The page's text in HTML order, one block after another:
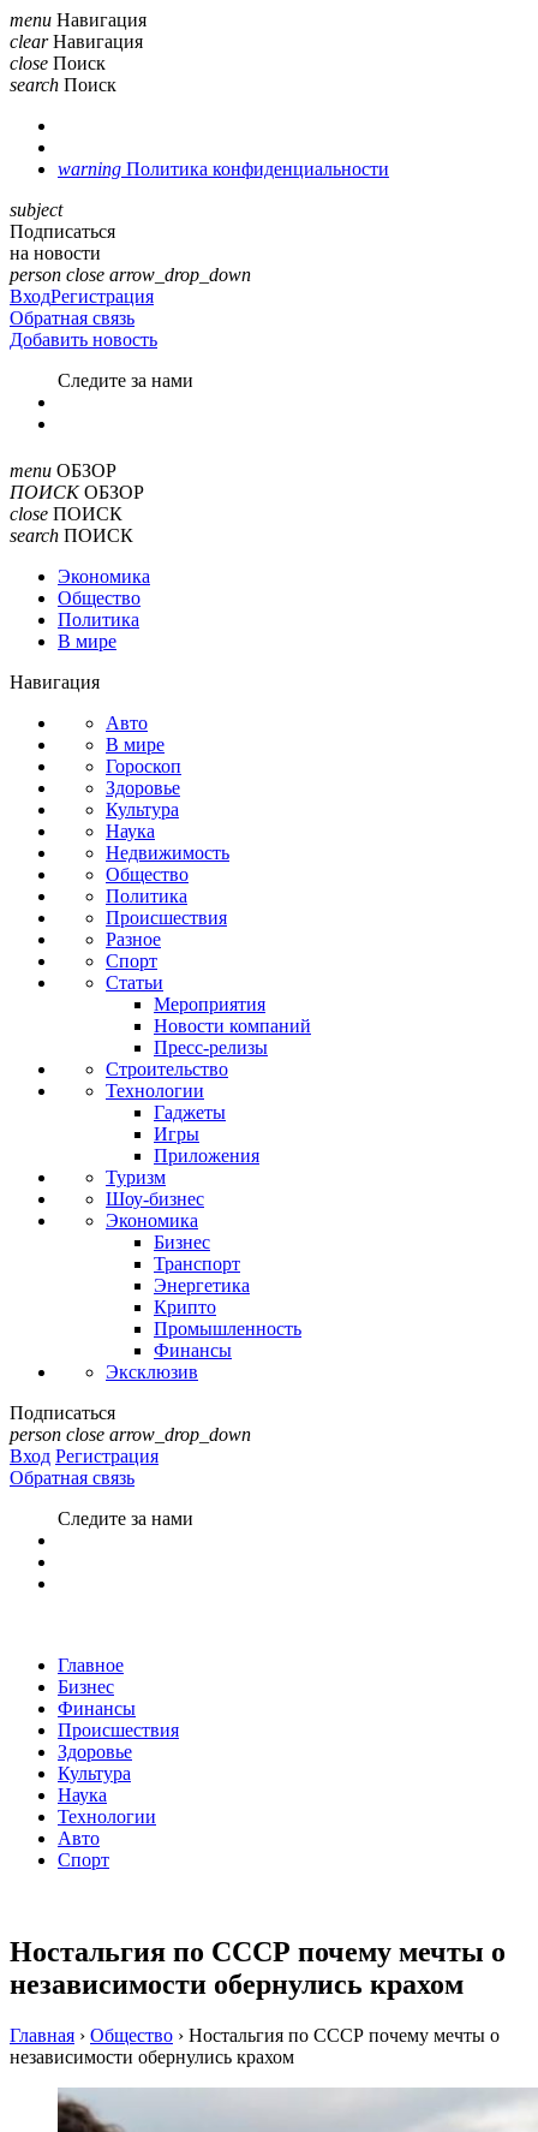
menu Навигация
clear Навигация
close Поиск
search Поиск
warning Политика конфиденциальности
subject
Подписаться
на новости
person close arrow_drop_down
ВходРегистрация
Обратная связь
Добавить новость
Cледите за нами
menu ОБЗОР
ПОИСК ОБЗОР
close ПОИСК
search ПОИСК
Экономика
Общество
Политика
В мире
Навигация
Авто
В мире
Гороскоп
Здоровье
Культура
Наука
Недвижимость
Общество
Политика
Происшествия
Разное
Спорт
Статьи
Мероприятия
Новости компаний
Пресс-релизы
Строительство
Технологии
Гаджеты
Игры
Приложения
Туризм
Шоу-бизнес
Экономика
Бизнес
Транспорт
Энергетика
Крипто
Промышленность
Финансы
Эксклюзив
Подписаться
person close arrow_drop_down
Вход Регистрация
Обратная связь
Следите за нами
Главное
Бизнес
Финансы
Происшествия
Здоровье
Культура
Наука
Технологии
Авто
Спорт
Ностальгия по СССР почему мечты о
независимости обернулись крахом
Главная › Общество › Ностальгия по СССР почему мечты о
независимости обернулись крахом